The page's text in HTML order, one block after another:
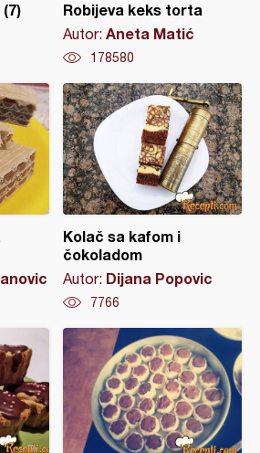
Robijeva keks torta
Autor: Aneta Matić
178580
Kolač sa kafom i
čokoladom
Autor: Dijana Popovic
7766